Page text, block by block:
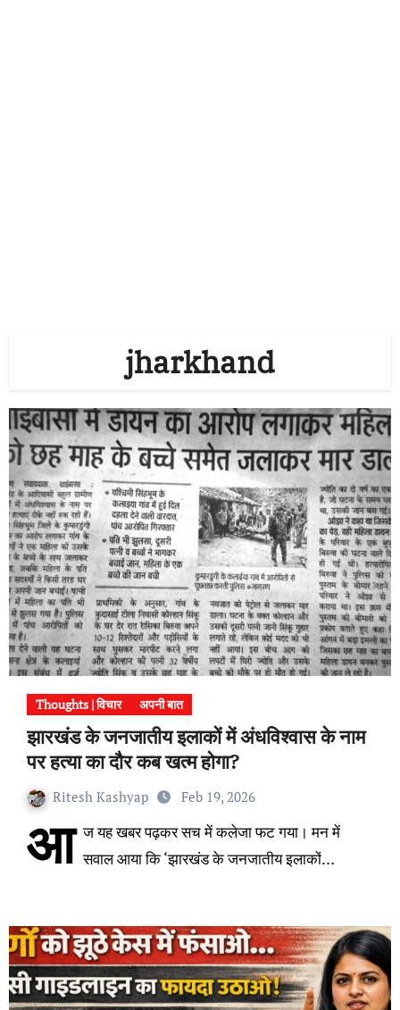
jharkhand
Thoughts | विचार अपनी बात
झारखंड के जनजातीय इलाकों में अंधविश्वास के नाम
पर हत्या का दौर कब खत्म होगा?
Ritesh Kashyap Feb 19, 2026
आ ज यह खबर पढ़कर सच में कलेजा फट गया। मन में
सवाल आया कि ‘झारखंड के जनजातीय इलाकों…